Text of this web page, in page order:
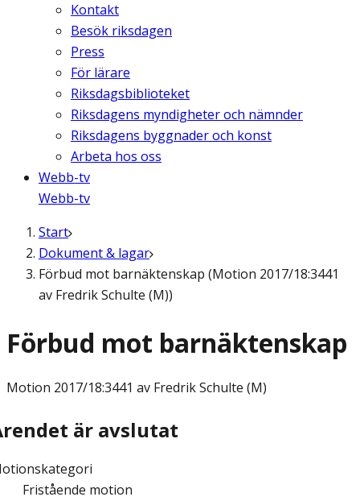
Kontakt
Besök riksdagen
Press
För lärare
Riksdagsbiblioteket
Riksdagens myndigheter och nämnder
Riksdagens byggnader och konst
Arbeta hos oss
Webb-tv
Webb-tv
Start
Dokument & lagar
Förbud mot barnäktenskap (Motion 2017/18:3441
av Fredrik Schulte (M))
Förbud mot barnäktenskap
Motion 2017/18:3441 av Fredrik Schulte (M)
är avslutat
Fristående motion